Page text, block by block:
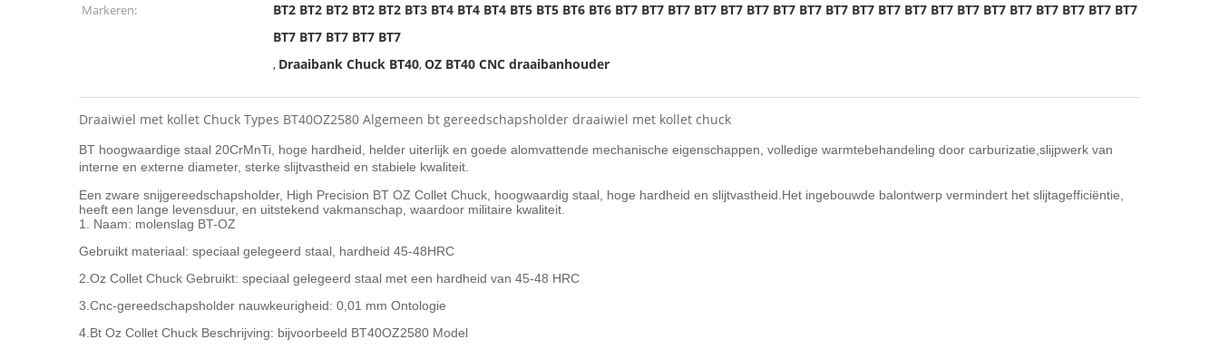
Markeren:
BT2 BT2 BT2 BT2 BT2 BT3 BT4 BT4 BT4 BT5 BT5 BT6 BT6 BT7 BT7 BT7 BT7 BT7 BT7 BT7 BT7 BT7 BT7 BT7 BT7 BT7 BT7 BT7 BT7 BT7 BT7 BT7 BT7 BT7
BT7 BT7 BT7 BT7 BT7
, Draaibank Chuck BT40,OZ BT40 CNC draaibanhouder
Draaiwiel met kollet Chuck Types BT40OZ2580 Algemeen bt gereedschapsholder draaiwiel met kollet chuck
BT hoogwaardige staal 20CrMnTi, hoge hardheid, helder uiterlijk en goede alomvattende mechanische eigenschappen, volledige warmtebehandeling door carburizatie,slijpwerk van
interne en externe diameter, sterke slijtvastheid en stabiele kwaliteit.
Een zware snijgereedschapsholder, High Precision BT OZ Collet Chuck, hoogwaardig staal, hoge hardheid en slijtvastheid.Het ingebouwde balontwerp vermindert het slijtagefficiëntie,
heeft een lange levensduur, en uitstekend vakmanschap, waardoor militaire kwaliteit.
1. Naam: molenslag BT-OZ
Gebruikt materiaal: speciaal gelegeerd staal, hardheid 45-48HRC
2.Oz Collet Chuck Gebruikt: speciaal gelegeerd staal met een hardheid van 45-48 HRC
3.Cnc-gereedschapsholder nauwkeurigheid: 0,01 mm Ontologie
4.Bt Oz Collet Chuck Beschrijving: bijvoorbeeld BT40OZ2580 Model